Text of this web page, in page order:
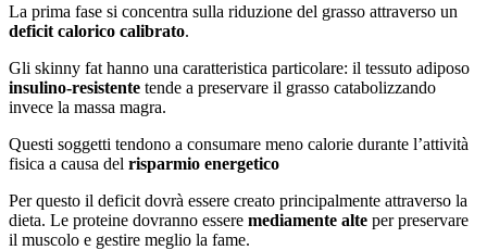
La prima fase si concentra sulla riduzione del grasso attraverso un
deficit calorico calibrato.
Gli skinny fat hanno una caratteristica particolare: il tessuto adiposo
insulino-resistente tende a preservare il grasso catabolizzando
invece la massa magra.
Questi soggetti tendono a consumare meno calorie durante l’attività
fisica a causa del risparmio energetico
Per questo il deficit dovrà essere creato principalmente attraverso la
dieta. Le proteine dovranno essere mediamente alte per preservare
il muscolo e gestire meglio la fame.